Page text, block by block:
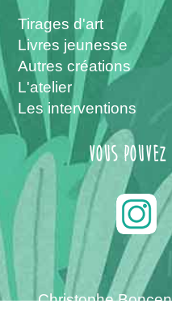
Tirages d'art
Livres jeunesse
Autres créations
L'atelier
Les interventions
Vous
Christophe